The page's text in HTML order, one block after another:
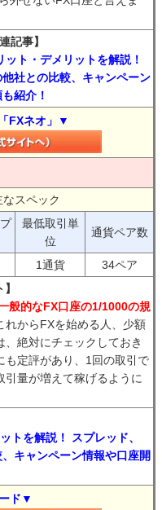
記事】
ト・デメリットを解説！
社との比較、キャンペーン
紹介！
FXネオ」▼
スペック
最低取引単
位
通貨ペア数
1通貨
34ペア
般的なFX口座の1/1000の規
れからFXを始める人、少額
絶対にチェックしておき
も定評があり、1回の取引で
量が増えて稼げるように
トを解説！ スプレッド、
キャンペーン情報や口座開
ド▼